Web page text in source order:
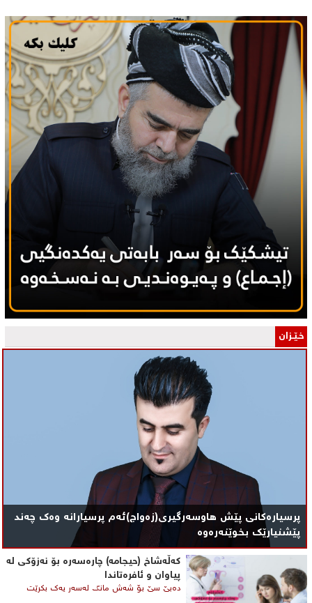
خـێـزان
پرسیارەکانی پێش هاوسەرگیری(زەواج)ئەم پرسیارانە وەک چەند
پێشنیارێک بخوێنەرەوە
کەڵەشاخ (حیجامە) چارەسەرە بۆ نەزۆکی لە
پیاوان و ئافرەتاندا
دەبێ سێ بۆ شەش مانگ لەسەر یەک بكرێت